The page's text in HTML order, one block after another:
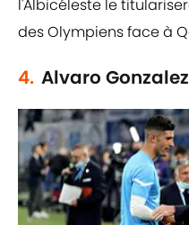
l'Albicéleste le
des Olympiens face à
4. Alvaro Gonzalez